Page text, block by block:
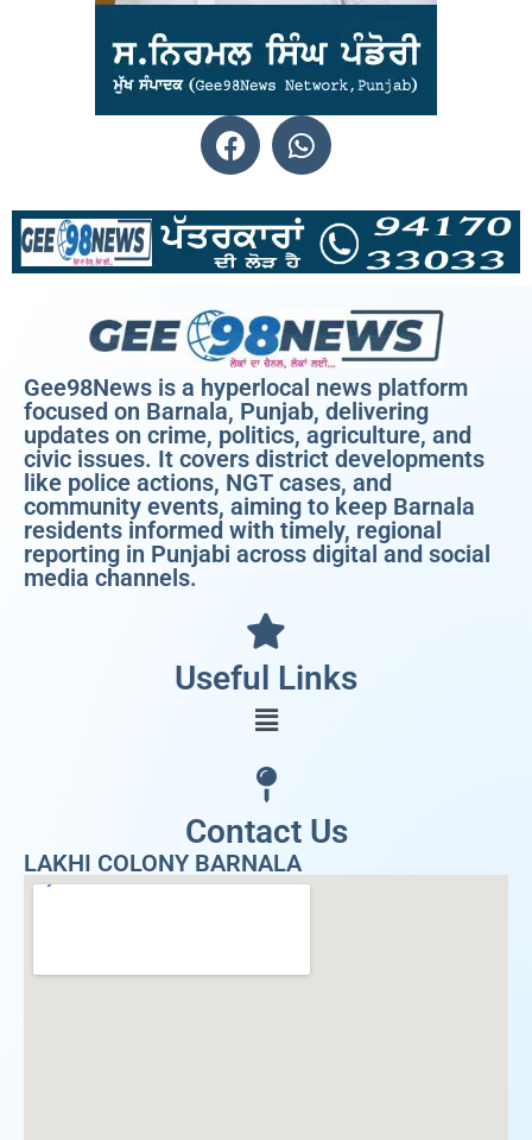
Gee98News is a hyperlocal news platform
focused on Barnala, Punjab, delivering
updates on crime, politics, agriculture, and
civic issues. It covers district developments
like police actions, NGT cases, and
community events, aiming to keep Barnala
residents informed with timely, regional
reporting in Punjabi across digital and social
media channels.
Useful Links
Contact Us
LAKHI COLONY BARNALA